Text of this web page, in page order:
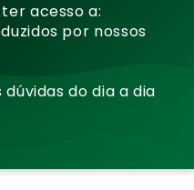
acesso a:
por nossos
do dia a dia